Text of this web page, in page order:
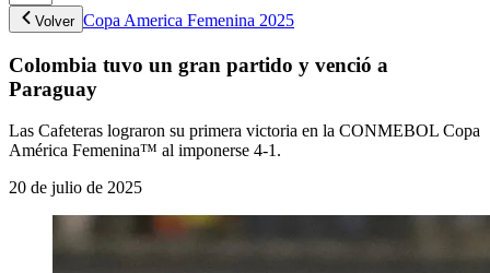
Volver Copa America Femenina 2025
Colombia tuvo un gran partido y venció a
Paraguay
Las Cafeteras lograron su primera victoria en la CONMEBOL Copa
América Femenina™ al imponerse 4-1.
20 de julio de 2025